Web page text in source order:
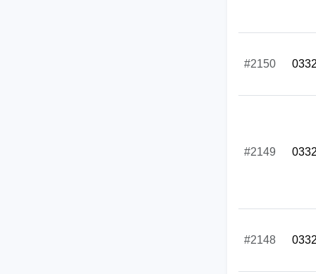
#2150
#2149
#2148